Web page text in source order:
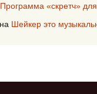
Программа «скретч»
на Шейкер это